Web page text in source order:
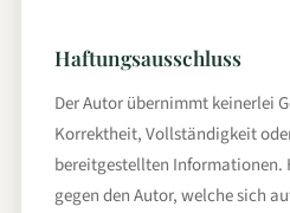
Haftungsausschluss
Der Autor übernimmt keinerlei
Korrektheit, Vollständigkeit
bereitgestellten Informationen.
gegen den Autor, welche sich